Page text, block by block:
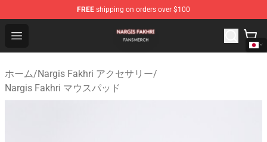
FREE shipping on orders over $100
Open menu
Nargis Fakhri Shop - Official Nargis Fakhri Merchandise
ホーム/Nargis Fakhri アクセサリー/
Nargis Fakhri マウスパッド